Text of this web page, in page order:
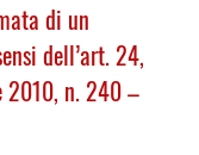
di un
dell’art. 24,
2010, n. 240 –